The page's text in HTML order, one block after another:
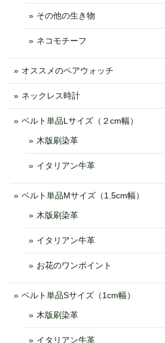
その他の生き物
ネコモチーフ
オススメのペアウォッチ
ネックレス時計
ベルト単品Lサイズ（２cm幅）
木版刷染革
イタリアン牛革
ベルト単品Mサイズ（1.5cm幅）
木版刷染革
イタリアン牛革
お花のワンポイント
ベルト単品Sサイズ（1cm幅）
木版刷染革
イタリアン牛革